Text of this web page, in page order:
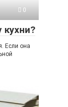
0
кухни?
Если она